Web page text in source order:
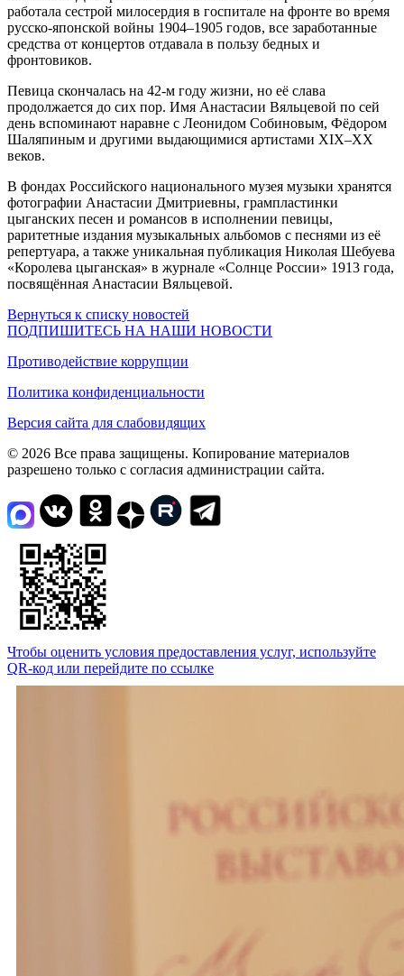
работала сестрой милосердия в госпитале на фронте во время
русско-японской войны 1904–1905 годов, все заработанные
средства от концертов отдавала в пользу бедных и
фронтовиков.
Певица скончалась на 42-м году жизни, но её слава
продолжается до сих пор. Имя Анастасии Вяльцевой по сей
день вспоминают наравне с Леонидом Собиновым, Фёдором
Шаляпиным и другими выдающимися артистами XIX–XX
веков.
В фондах Российского национального музея музыки хранятся
фотографии Анастасии Дмитриевны, грампластинки
цыганских песен и романсов в исполнении певицы,
раритетные издания музыкальных альбомов с песнями из её
репертуара, а также уникальная публикация Николая Шебуева
«Королева цыганская» в журнале «Солнце России» 1913 года,
посвящённая Анастасии Вяльцевой.
Вернуться к списку новостей
ПОДПИШИТЕСЬ НА НАШИ НОВОСТИ
Противодействие коррупции
Политика конфиденциальности
Версия сайта для слабовидящих
© 2026 Все права защищены. Копирование материалов
разрешено только с согласия администрации сайта.
Чтобы оценить условия предоставления услуг, используйте
QR-код или перейдите по ссылке